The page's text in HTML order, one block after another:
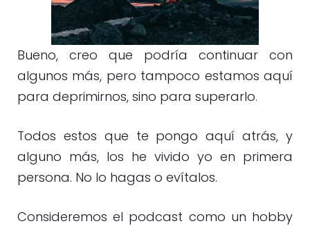
Bueno, creo que podría continuar con
algunos más, pero tampoco estamos aquí
para deprimirnos, sino para superarlo.
Todos estos que te pongo aquí atrás, y
alguno más, los he vivido yo en primera
persona. No lo hagas o evítalos.
Consideremos el podcast como un hobby